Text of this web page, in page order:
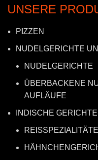
UNSERE
PIZZEN
NUDELGERICHTE
NUDELGERICHTE
ÜBERBACKENE
AUFLÄUFE
INDISCHE GERICHTE